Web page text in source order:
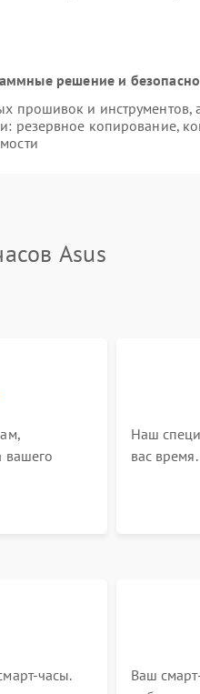
решение и
прошивок и инструментов,
резервное копирование,
Asus
вашего
Наш
вас
на склад
часы.
Ваш